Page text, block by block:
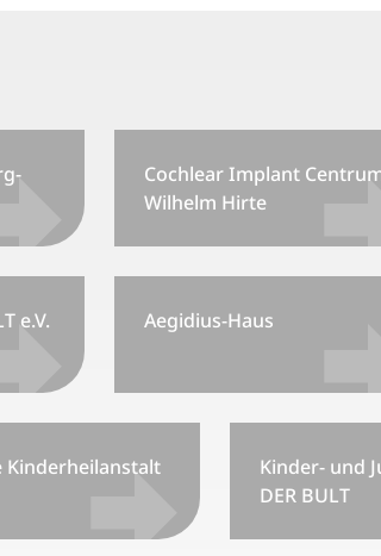
Cochlear Implant
Wilhelm Hirte
e.V. Aegidius-Haus
Kinderheilanstalt
Kinder- und
DER BULT